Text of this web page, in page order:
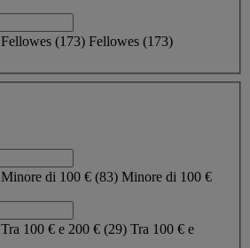
Fellowes (173) Fellowes (173)
Minore di 100 € (83) Minore di 100 €
Tra 100 € e 200 € (29) Tra 100 € e